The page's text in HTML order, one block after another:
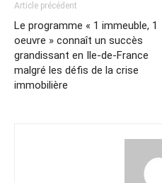
Article précédent
Le programme « 1 immeuble, 1
oeuvre » connaît un succès
grandissant en Ile-de-France
malgré les défis de la crise
immobilière